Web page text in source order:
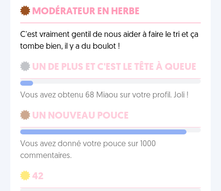
MODÉRATEUR EN HERBE
C'est vraiment gentil de nous aider à faire le tri et ça
tombe bien, il y a du boulot !
UN DE PLUS ET C'EST LE TÊTE À QUEUE
Vous avez obtenu 68 Miaou sur votre profil. Joli !
UN NOUVEAU POUCE
Vous avez donné votre pouce sur 1000
commentaires.
42